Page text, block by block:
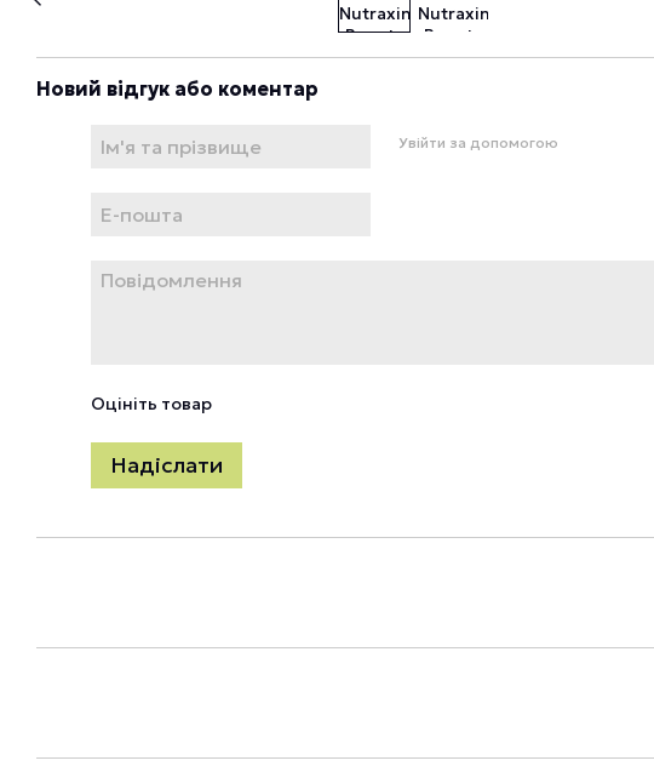
Новий відгук або коментар
Увійти за допомогою
Оцініть товар
Надіслати